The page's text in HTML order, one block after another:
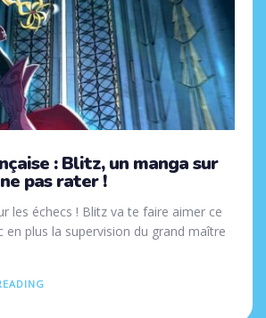
: Blitz, un manga sur
pas rater !
les échecs ! Blitz va te faire aimer ce
en plus la supervision du grand maître